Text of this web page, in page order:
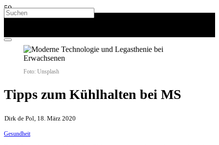
Foto: Unsplash
Tipps zum Kühlhalten bei MS
Dirk de Pol, 18. März 2020
Gesundheit